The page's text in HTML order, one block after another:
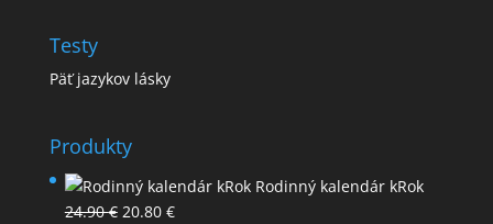
Testy
Päť jazykov lásky
Produkty
Rodinný kalendár kRok
24.90€ Pôvodná
20.80 €Aktuálna